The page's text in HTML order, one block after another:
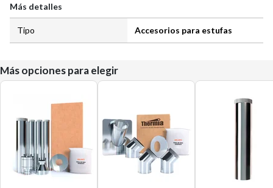
Más detalles
Tipo Accesorios para estufas
Más opciones para elegir